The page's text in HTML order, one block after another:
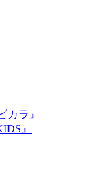
カラ』
』